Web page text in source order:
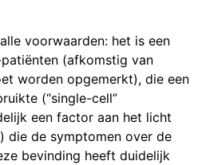
voorwaarden: het is een
(afkomstig van
worden opgemerkt), die een
(“single-cell”
een factor aan het licht
die de symptomen over de
bevinding heeft duidelijk